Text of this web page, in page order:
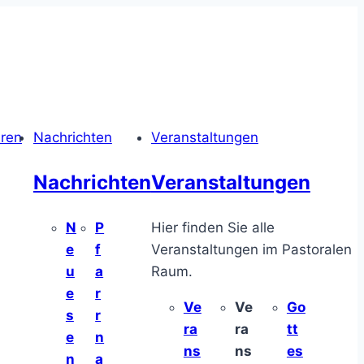
Nachrichten
Nachrichten
N
e
u
e
s
e
n
P
f
a
r
r
n
a
Veranstaltungen
Veranstaltungen
Hier finden Sie alle
Veranstaltungen im Pastoralen
Raum.
Ve
ra
ns
Ve
ra
ns
Go
tt
es